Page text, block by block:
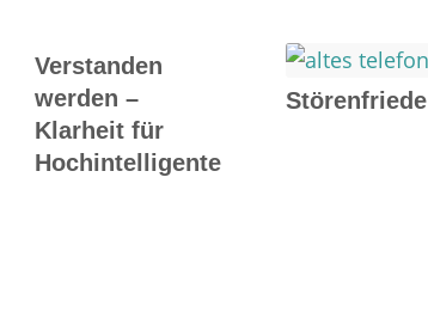
Verstanden
werden –
Klarheit für
Hochintelligente
Störenfriede